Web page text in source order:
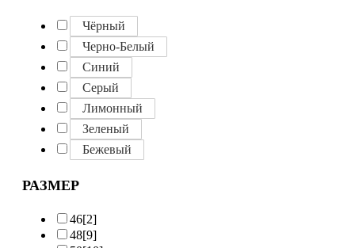
Чёрный
Черно-Белый
Синий
Серый
Лимонный
Зеленый
Бежевый
РАЗМЕР
46[2]
48[9]